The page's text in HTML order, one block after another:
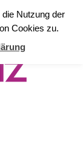
Nutzung der
Cookies zu.